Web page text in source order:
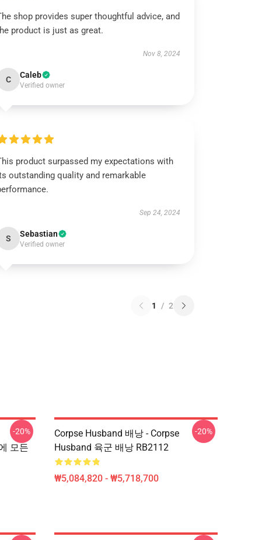
shop provides super thoughtful advice, and
product is just as great.
Nov 8, 2024
C Caleb
Verified owner
product surpassed my expectations with
outstanding quality and remarkable
Sep 24, 2024
S Sebastian
Verified owner
1 / 2
모든
-20%
Corpse Husband 배낭 - Corpse
Husband 육군 배낭 RB2112
₩5,084,820 - ₩5,718,700
-20%